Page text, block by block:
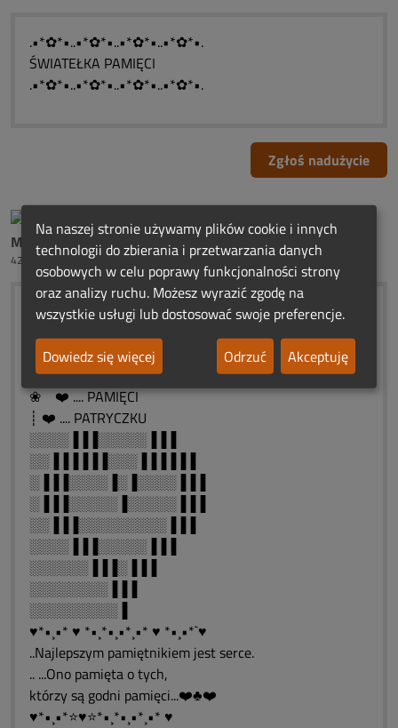
.•*✿*•..•*✿*•..•*✿*•..•*✿*•.
ŚWIATEŁKA PAMIĘCI
.•*✿*•..•*✿*•..•*✿*•..•*✿*•.
Zgłoś nadużycie
Mama Bartoszka Ciszek
42 tygodni temu
...☀️ ❤️
¯❄️ ❀¯¯¯
┊ ❤️. ┊... ROCZNICOWE
┊ ❀❤️... ŚWIATEŁKA
❀ ❤️ .... PAMIĘCI
┊ ❤️ .... PATRYCZKU
░░░░▐▐▐░░░░░▐▐▐
░░▐▐▐▐▐▐░░░▐▐▐▐▐▐
░▐▐▐░░░░▐░▐░░░░▐▐▐
░▐▐▐░░░░░▐░░░░░▐▐▐
░░▐▐▐░░░░░░░░░▐▐▐
░░░░▐▐▐░░░░░▐▐▐
░░░░░░▐▐▐░▐▐▐
░░░░░░░░▐▐▐
░░░░░░░░░▐
♥*•¸•* ♥ *•¸*•¸•*¸•* ♥ *•¸•*`♥
..Najlepszym pamiętnikiem jest serce.
.. ...Ono pamięta o tych,
którzy są godni pamięci...❤️♣❤️
♥*•¸•*⭐♥⭐*•¸*•¸•*¸•* ♥
Na naszej stronie używamy plików cookie i innych
technologii do zbierania i przetwarzania danych
osobowych w celu poprawy funkcjonalności strony
oraz analizy ruchu. Możesz wyrazić zgodę na
wszystkie usługi lub dostosować swoje preferencje.
Dowiedz się więcej
Odrzuć Akceptuję